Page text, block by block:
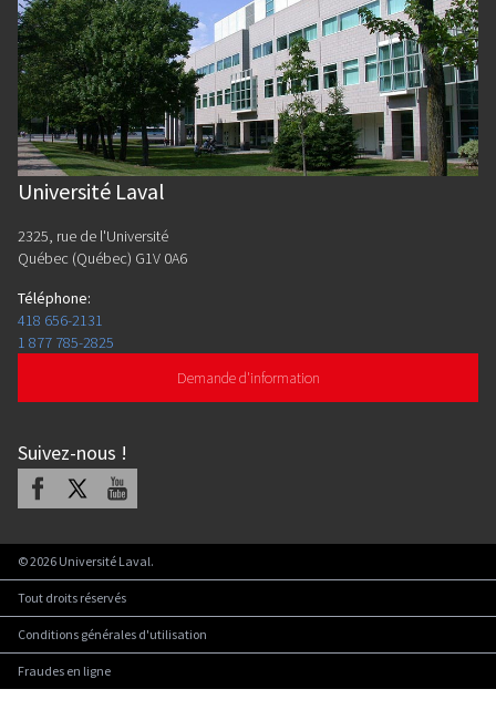
Université Laval
2325, rue de l'Université
Québec (Québec) G1V 0A6
Téléphone:
418 656-2131
1 877 785-2825
Demande d'information
Suivez-nous !
Facebook Youtube
©2026 Université Laval.
Tout droits réservés
Conditions générales d'utilisation
Fraudes en ligne